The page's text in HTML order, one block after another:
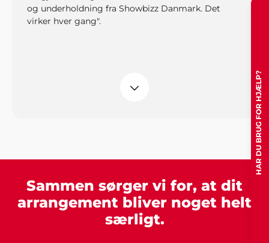
og underholdning fra Showbizz Danmark. Det
virker hver gang".
Hans Laursen
"Det var en stor lettelse at få hjælp til
Sammen sørger vi for, at dit
arrangement bliver noget helt
særligt.
HAR DU BRUG FOR HJÆLP?